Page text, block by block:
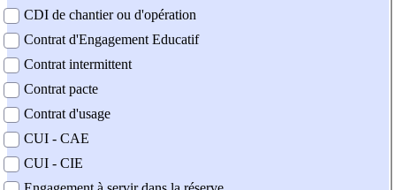
CDI de chantier ou d'opération
Contrat d'Engagement Educatif
Contrat intermittent
Contrat pacte
Contrat d'usage
CUI - CAE
CUI - CIE